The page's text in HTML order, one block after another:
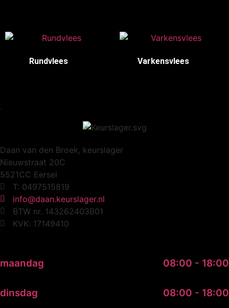
Rundvlees Varkensvlees
Daan van den Broek, keurslager
Nieuwstraat 20C
5521CC Eersel
T: 0497515819
info@daan.keurslager.nl
BTW nr. 143262403B01
KVK: 17149410
maandag 08:00 - 18:00
dinsdag 08:00 - 18:00